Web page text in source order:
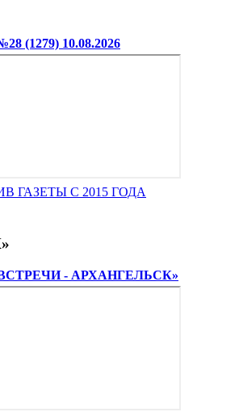
(1279) 10.08.2026
ГАЗЕТЫ С 2015 ГОДА
- АРХАНГЕЛЬСК»